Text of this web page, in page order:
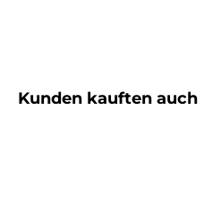
Produktgalerie überspringen
Kunden kauften auch